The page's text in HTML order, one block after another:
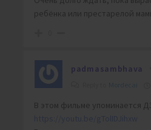
ребёнка или престарелой
padmasambhava
В этом фильме упоминается